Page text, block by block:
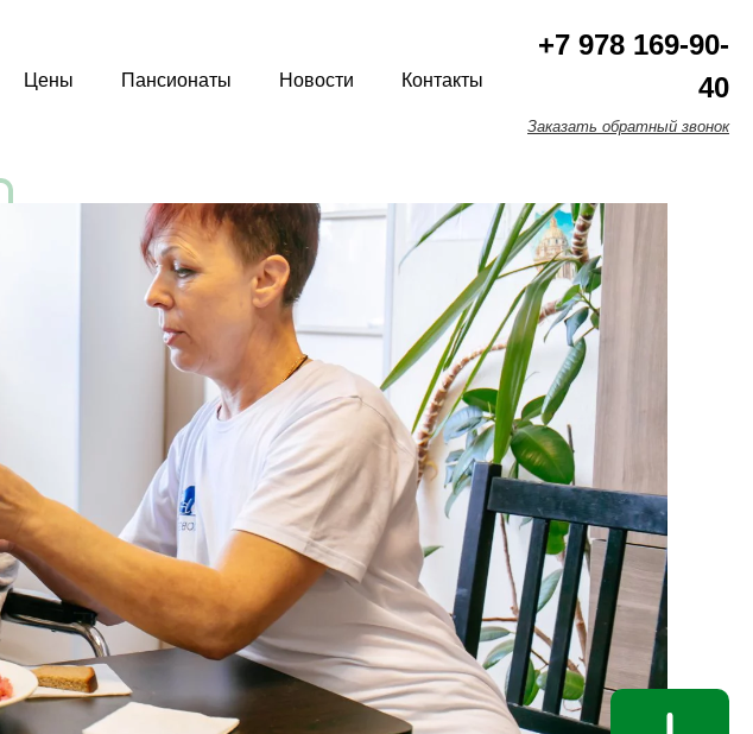
Цены Пансионаты Новости Контакты
+7 978 169-90-
40
Заказать обратный звонок